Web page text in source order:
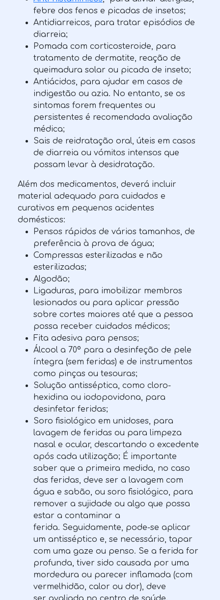
febre dos fenos e picadas de insetos;
Antidiarreicos, para tratar episódios de
diarreia;
Pomada com corticosteroide, para
tratamento de dermatite, reação de
queimadura solar ou picada de inseto;
Antiácidos, para ajudar em casos de
indigestão ou azia. No entanto, se os
sintomas forem frequentes ou
persistentes é recomendada avaliação
médica;
Sais de reidratação oral, úteis em casos
de diarreia ou vómitos intensos que
possam levar à desidratação.
Além dos medicamentos, deverá incluir
material adequado para cuidados e
curativos em pequenos acidentes
domésticos:
Pensos rápidos de vários tamanhos, de
preferência à prova de água;
Compressas esterilizadas e não
esterilizadas;
Algodão;
Ligaduras, para imobilizar membros
lesionados ou para aplicar pressão
sobre cortes maiores até que a pessoa
possa receber cuidados médicos;
Fita adesiva para pensos;
Álcool a 70º para a desinfeção de pele
íntegra (sem feridas) e de instrumentos
como pinças ou tesouras;
Solução antisséptica, como cloro-
hexidina ou iodopovidona, para
desinfetar feridas;
Soro fisiológico em unidoses, para
lavagem de feridas ou para limpeza
nasal e ocular, descartando o excedente
após cada utilização; É importante
saber que a primeira medida, no caso
das feridas, deve ser a lavagem com
água e sabão, ou soro fisiológico, para
remover a sujidade ou algo que possa
estar a contaminar a
ferida. Seguidamente, pode-se aplicar
um antisséptico e, se necessário, tapar
com uma gaze ou penso. Se a ferida for
profunda, tiver sido causada por uma
mordedura ou parecer inflamada (com
vermelhidão, calor ou dor), deve